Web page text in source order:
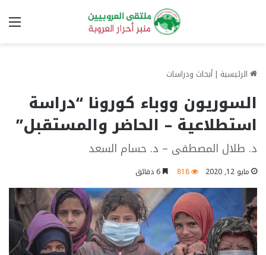
الرئيسية | أبحاث ودراسات
السوريون ووباء كورونا “دراسة
استطلاعية – الحاضر والمستقبل”
د. طلال المصطفى – د. حسام السعد
مايو 12, 2020 818